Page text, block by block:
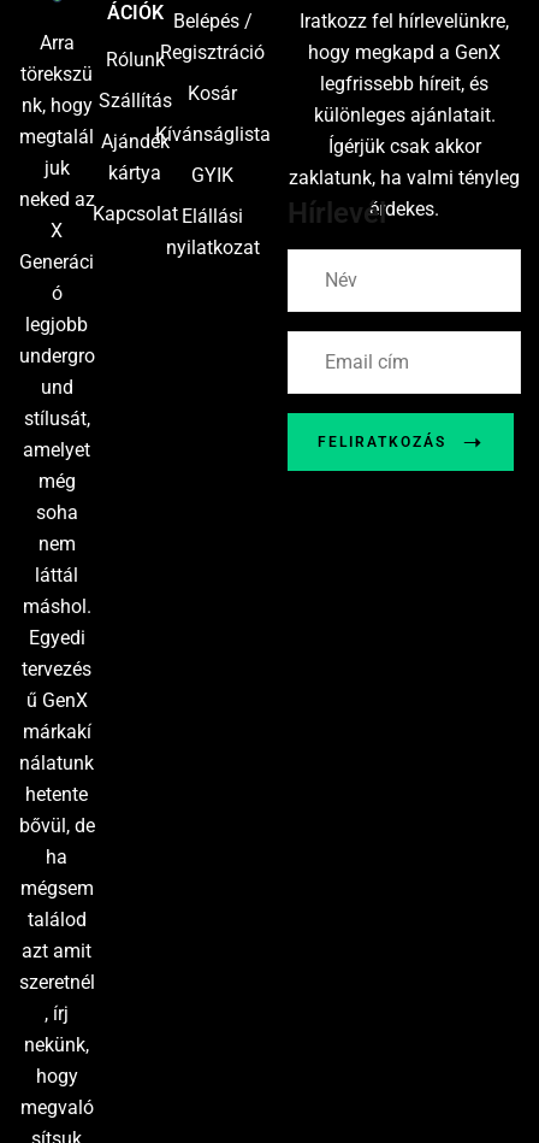
Arra
törekszü
nk, hogy
megtalál
juk
neked az
X
Generáci
ó
legjobb
undergro
und
stílusát,
amelyet
még
soha
nem
láttál
máshol.
Egyedi
tervezés
ű GenX
márkakí
nálatunk
hetente
bővül, de
ha
mégsem
találod
azt amit
szeretnél
, írj
nekünk,
hogy
megvaló
ÁCIÓK
Rólunk
Szállítás
Ajándék
kártya
Kapcsolat
Belépés /
Regisztráció
Kosár
Kívánságlista
GYIK
Elállási
nyilatkozat
Iratkozz fel hírlevelünkre,
hogy megkapd a GenX
legfrissebb híreit, és
különleges ajánlatait.
Ígérjük csak akkor
zaklatunk, ha valmi tényleg
érdekes.
Hírlevél
FELIRATKOZÁS